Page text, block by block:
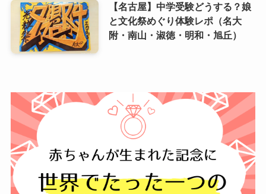
【名古屋】中学受験どうする？娘
と文化祭めぐり体験レポ（名大
附・南山・淑徳・明和・旭丘）